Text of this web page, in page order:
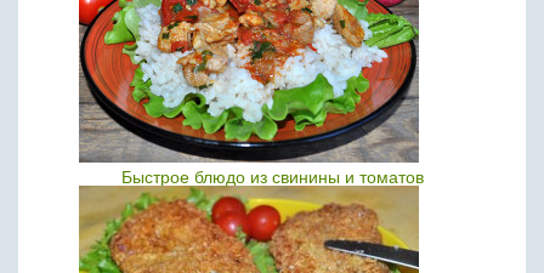
Быстрое блюдо из свинины и томатов